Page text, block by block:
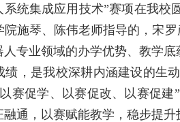
系统集成应用技术”赛项在我
院施琴、陈伟老师指导的 ，宋
专业领域的办学优势、教学底
绩，是我校深耕内涵建设的生
赛促学、以赛促改、以赛促
通，以赛赋能教学，稳步提升